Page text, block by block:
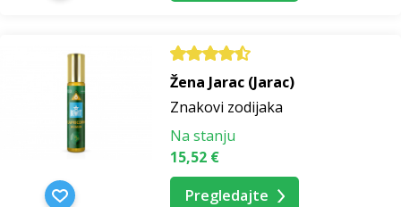
Žena Jarac (Jarac)
Znakovi zodijaka
Na stanju
15,52 €
Pregledajte